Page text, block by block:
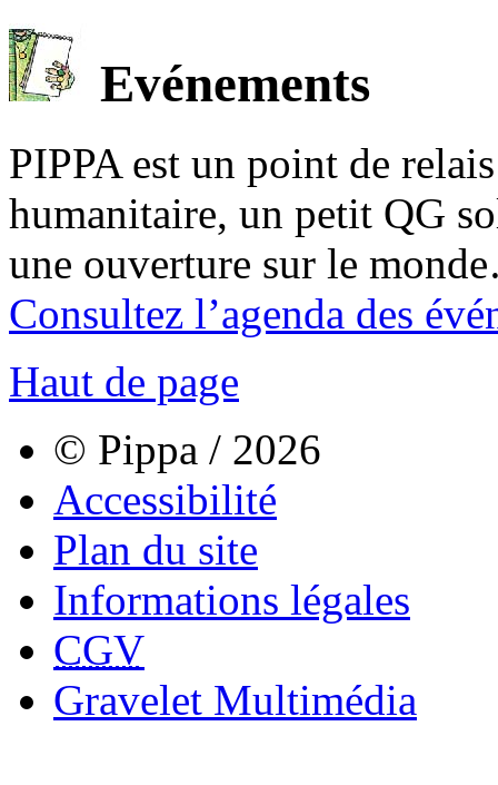
Evénements
PIPPA est un point de
humanitaire, un petit QG
une ouverture sur le
Consultez l’agenda des
Haut de page
© Pippa / 2026
Accessibilité
Plan du site
Informations légales
CGV
Gravelet Multimédia